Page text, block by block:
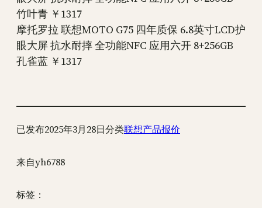
竹叶青 ￥1317
摩托罗拉 联想MOTO G75 四年质保 6.8英寸LCD护
眼大屏 抗水耐摔 全功能NFC 应用六开 8+256GB
孔雀蓝 ￥1317
已发布2025年3月28日分类联想产品报价
来自yh6788
标签：